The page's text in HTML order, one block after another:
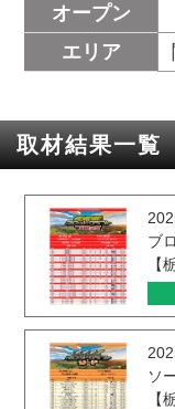
オープン
エリア
取材結果一覧
ブ
【
ソ
【